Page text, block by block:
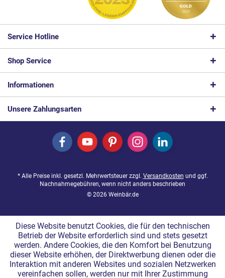
Service Hotline
Shop Service
Informationen
Unsere Zahlungsarten
* Alle Preise inkl. gesetzl. Mehrwertsteuer zzgl. Versandkosten und ggf.
Nachnahmegebühren, wenn nicht anders beschrieben
© 2026 Weinbär.de
Diese Website benutzt Cookies, die für den technischen
Betrieb der Website erforderlich sind und stets gesetzt
werden. Andere Cookies, die den Komfort bei Benutzung
dieser Website erhöhen, der Direktwerbung dienen oder die
Interaktion mit anderen Websites und sozialen Netzwerken
vereinfachen sollen, werden nur mit Ihrer Zustimmung